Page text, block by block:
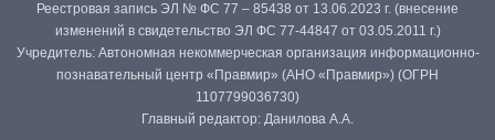
Реестровая запись ЭЛ № ФС 77 – 85438 от 13.06.2023 г. (внесение
изменений в свидетельство ЭЛ ФС 77-44847 от 03.05.2011 г.)
Учредитель: Автономная некоммерческая организация информационно-
познавательный центр «Правмир» (АНО «Правмир») (ОГРН
1107799036730)
Главный редактор: Данилова А.А.